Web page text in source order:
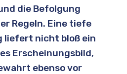
die Befolgung
Regeln. Eine tiefe
liefert nicht bloß ein
Erscheinungsbild,
ebenso vor